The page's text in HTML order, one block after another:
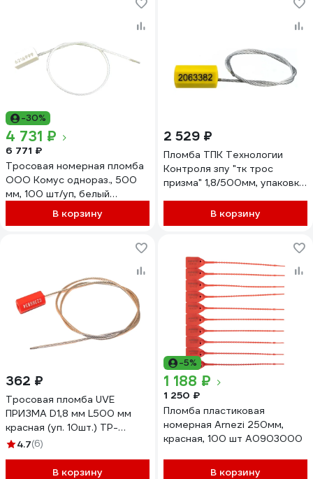
-30%
4 731 ₽
6 771 ₽
Тросовая номерная пломба
ООО Комус однораз., 500
мм, 100 шт/уп, белый
В корзину
2 529 ₽
Пломба ТПК Технологии
Контроля зпу "тк трос
призма" 1,8/500мм, упаковка
В корзину
362 ₽
Тросовая пломба UVE
ПРИЗМА D1,8 мм L500 мм
красная (уп. 10шт.) TP-
PRIZMA-1,8-500-10
4.7(6)
В корзину
-5%
1 188 ₽
1 250 ₽
Пломба пластиковая
номерная Arnezi 250мм,
красная, 100 шт A0903000
В корзину